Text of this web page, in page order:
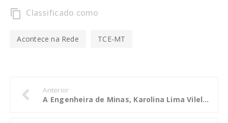
content_copy Classificado como
Acontece na Rede TCE-MT
Anterior
A Engenheira de Minas, Karolina Lima Vilela, fala sobre a profissão e o mercado de trabalho